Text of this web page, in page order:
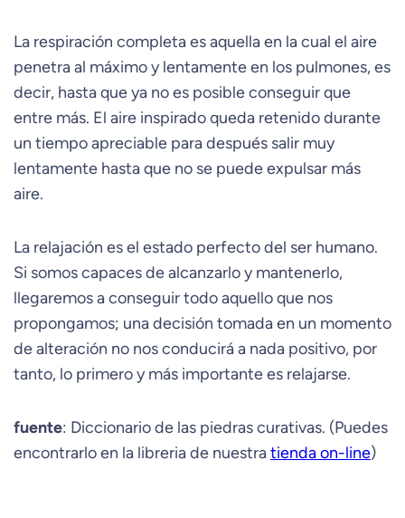
La respiración completa es aquella en la cual el aire
penetra al máximo y lentamente en los pulmones, es
decir, hasta que ya no es posible conseguir que
entre más. El aire inspirado queda retenido durante
un tiempo apreciable para después salir muy
lentamente hasta que no se puede expulsar más
aire.
La relajación es el estado perfecto del ser humano.
Si somos capaces de alcanzarlo y mantenerlo,
llegaremos a conseguir todo aquello que nos
propongamos; una decisión tomada en un momento
de alteración no nos conducirá a nada positivo, por
tanto, lo primero y más importante es relajarse.
fuente: Diccionario de las piedras curativas. (Puedes
encontrarlo en la libreria de nuestratienda on-line)